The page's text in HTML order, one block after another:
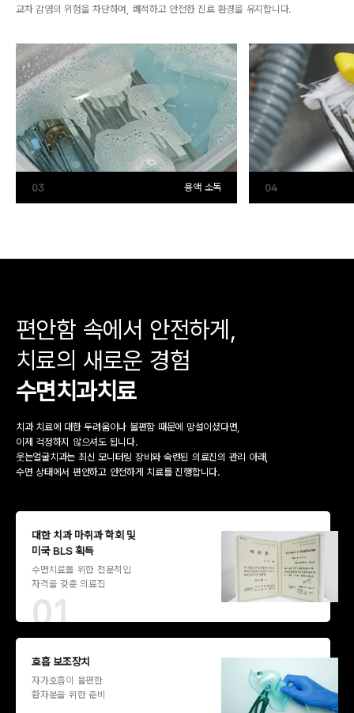
교차 감염의 위험을 차단하며, 쾌적하고 안전한 진료 환경을 유지합니다.
03 용액 소독 04
편안함 속에서 안전하게,
치료의 새로운 경험
수면치과치료
치과 치료에 대한 두려움이나 불편함 때문에 망설이셨다면,
이제 걱정하지 않으셔도 됩니다.
웃는얼굴치과는 최신 모니터링 장비와 숙련된 의료진의 관리 아래,
수면 상태에서 편안하고 안전하게 치료를 진행합니다.
대한 치과 마취과 학회 및
미국 BLS 획득
수면치료를 위한 전문적인
자격을 갖춘 의료진
호흡 보조장치
자가호흡이 불편한
환자분을 위한 준비